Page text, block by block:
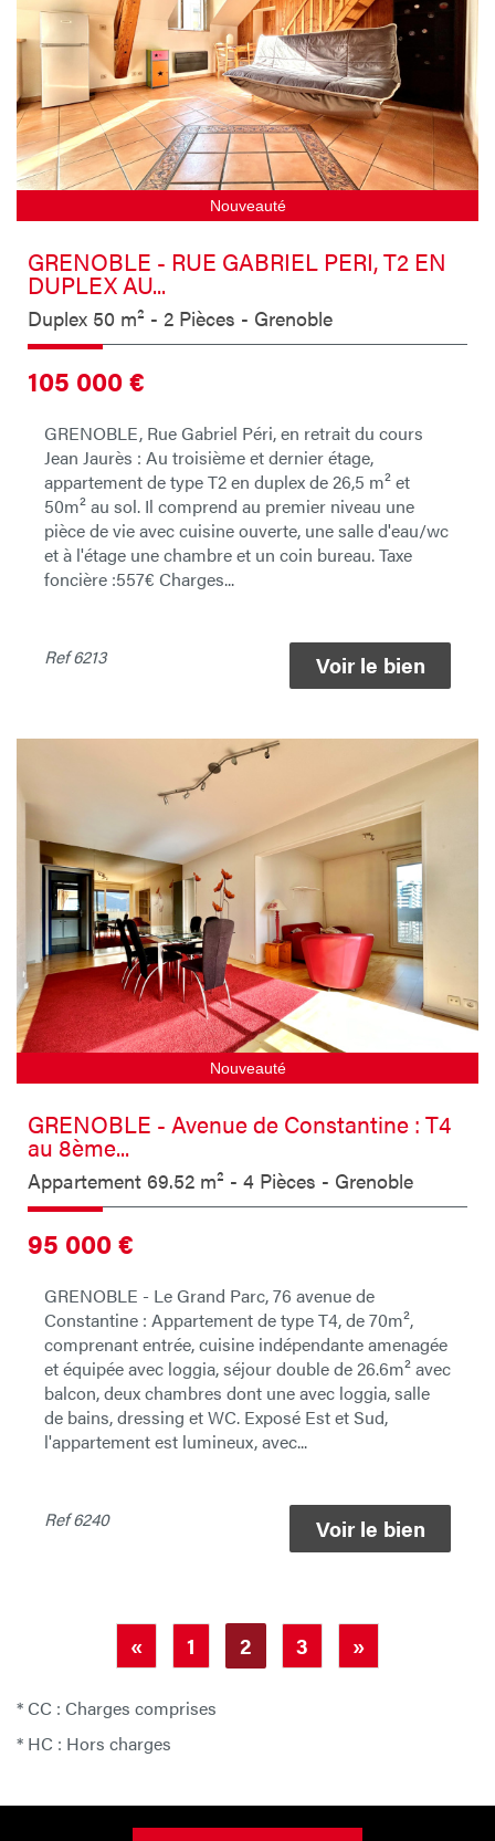
Nouveauté
GRENOBLE - RUE GABRIEL PERI, T2 EN
DUPLEX AU...
Duplex 50 m² - 2 Pièces - Grenoble
105 000€
GRENOBLE, Rue Gabriel Péri, en retrait du cours
Jean Jaurès : Au troisième et dernier étage,
appartement de type T2 en duplex de 26,5 m² et
50m² au sol. Il comprend au premier niveau une
pièce de vie avec cuisine ouverte, une salle d'eau/wc
et à l'étage une chambre et un coin bureau. Taxe
foncière :557€ Charges...
Ref6213 Voir le bien
Nouveauté
GRENOBLE - Avenue de Constantine : T4
au 8ème...
Appartement 69.52 m² - 4 Pièces - Grenoble
95 000€
GRENOBLE - Le Grand Parc, 76 avenue de
Constantine : Appartement de type T4, de 70m²,
comprenant entrée, cuisine indépendante amenagée
et équipée avec loggia, séjour double de 26.6m² avec
balcon, deux chambres dont une avec loggia, salle
de bains, dressing et WC. Exposé Est et Sud,
l'appartement est lumineux, avec...
Ref6240 Voir le bien
« 1 2 3 »
* CC : Charges comprises
* HC : Hors charges